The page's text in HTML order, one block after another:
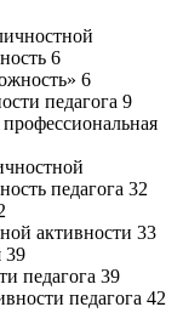
6
6
педагога 9
педагога 32
активности 33
39
педагога 39
педагога 42